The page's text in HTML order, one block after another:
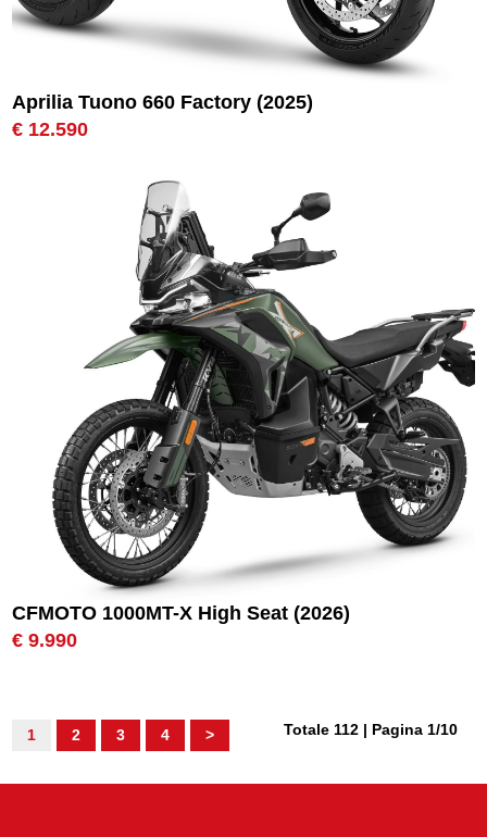
Aprilia Tuono 660 Factory (2025)
€ 12.590
CFMOTO 1000MT-X High Seat (2026)
€ 9.990
Totale 112 | Pagina 1/10
1 2 3 4 >